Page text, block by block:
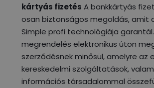
kártyás fizetés A bankkártyás
osan biztonságos megoldás, amit
Simple profi technológiája garantál.
megrendelés elektronikus úton
szerződésnek minősül, amelyre az
kereskedelmi szolgáltatások,
információs társadalommal